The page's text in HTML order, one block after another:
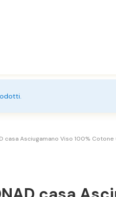
casa Asciugamano Viso 100% Cotone